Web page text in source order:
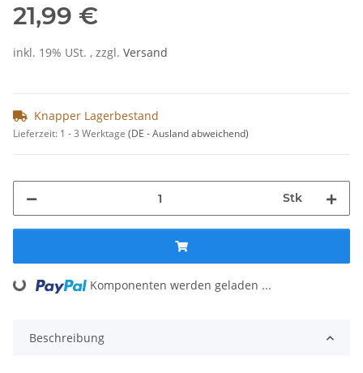
21,99 €
inkl. 19% USt. , zzgl. Versand
Knapper Lagerbestand
Lieferzeit: 1 - 3 Werktage (DE - Ausland abweichend)
Stk
Loading... Komponenten werden geladen ...
Beschreibung